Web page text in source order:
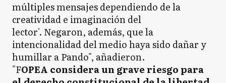
múltiples mensajes dependiendo de la
creatividad e imaginación del
lector'. Negaron, además, que la
intencionalidad del medio haya sido dañar y
humillar a Pando", añadieron.
"FOPEA considera un grave riesgo para